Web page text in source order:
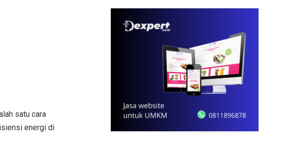
satu cara
energi di